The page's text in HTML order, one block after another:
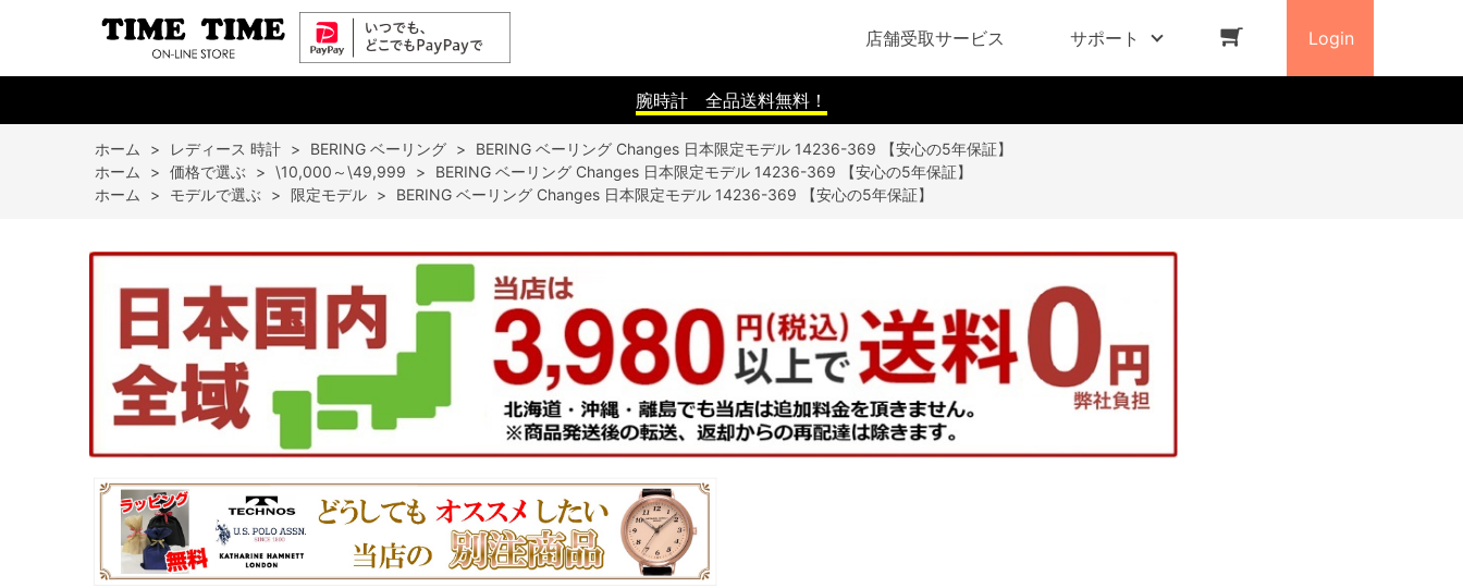
店舗受取サービス サポート Login
腕時計 全品送料無料！
ホーム > レディース 時計 > BERING ベーリング >
BERING ベーリング Changes 日本限定モデル 14236-369 【安心の5年保証】
ホーム
> 価格で選ぶ > \10,000～\49,999 >
BERING ベーリング Changes 日本限定モデル 14236-369 【安心の5年保証】
ホーム
> モデルで選ぶ > 限定モデル > BERING ベーリング Changes 日本限定モデル 14236-369 【安心の5年保証】